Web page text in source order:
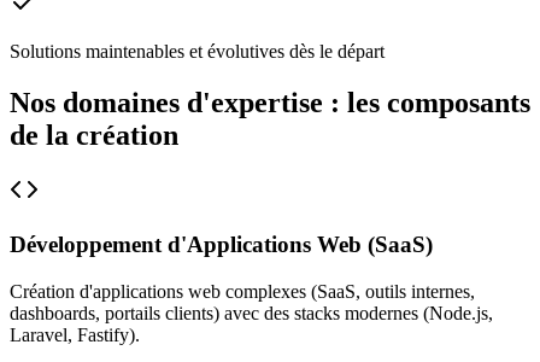
Solutions maintenables et évolutives dès le départ
Nos domaines d'expertise : les composants
de la création
Développement d'Applications Web (SaaS)
Création d'applications web complexes (SaaS, outils internes,
dashboards, portails clients) avec des stacks modernes (Node.js,
Laravel, Fastify).